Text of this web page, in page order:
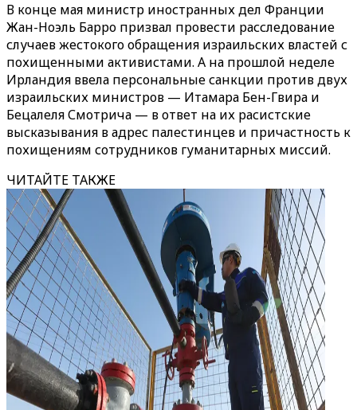
В конце мая министр иностранных дел Франции
Жан-Ноэль Барро призвал провести расследование
случаев жестокого обращения израильских властей с
похищенными активистами. А на прошлой неделе
Ирландия ввела персональные санкции против двух
израильских министров — Итамара Бен-Гвира и
Бецалеля Смотрича — в ответ на их расистские
высказывания в адрес палестинцев и причастность к
похищениям сотрудников гуманитарных миссий.
ЧИТАЙТЕ ТАКЖЕ